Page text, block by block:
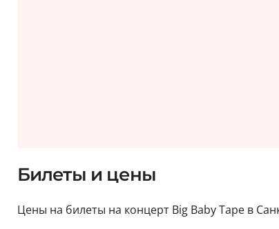
Билеты и цены
Цены на билеты на концерт Big Baby Tape в